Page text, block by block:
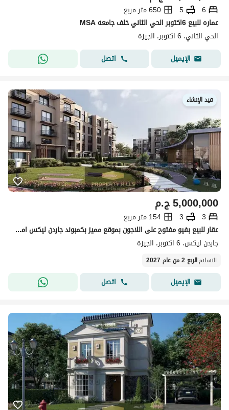
6
5
650 متر مربع
عماره للبيع 6اكتوبر الحي الثاني خلف جامعه MSA
الحي الثاني، 6 اكتوبر، الجيزة
الإيميل
اتصل
قيد الإنشاء
ج.م5,000,000
3
3
154 متر مربع
عقار للبيع بفيو مفتوح على اللاجون بموقع مميز بكمبوند جاردن ليكس امام بالم هيلز
جاردن ليكس، 6 اكتوبر، الجيزة
التسليم:الربع 2 من عام 2027
الإيميل اتصل